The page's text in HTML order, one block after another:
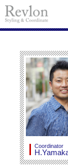
Coordinator